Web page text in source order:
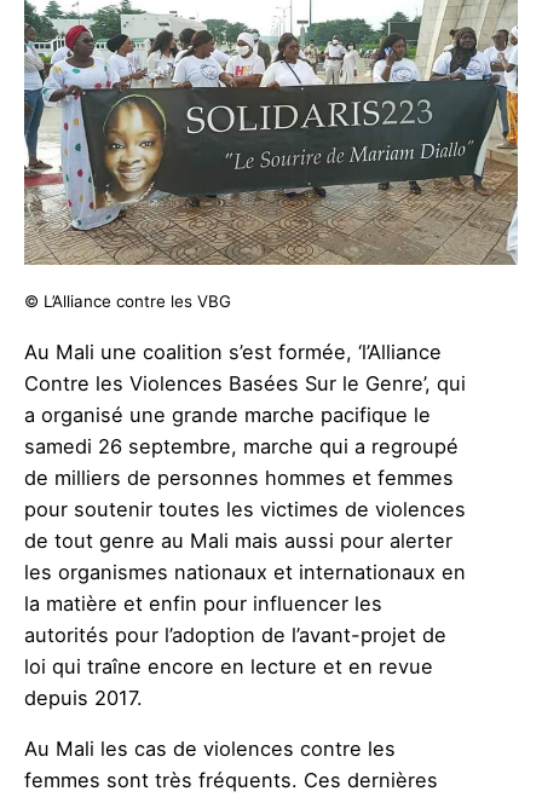
© L’Alliance contre les VBG
Au Mali une coalition s’est formée, ‘l’Alliance
Contre les Violences Basées Sur le Genre’, qui
a organisé une grande marche pacifique le
samedi 26 septembre, marche qui a regroupé
de milliers de personnes hommes et femmes
pour soutenir toutes les victimes de violences
de tout genre au Mali mais aussi pour alerter
les organismes nationaux et internationaux en
la matière et enfin pour influencer les
autorités pour l’adoption de l’avant-projet de
loi qui traîne encore en lecture et en revue
depuis 2017.
Au Mali les cas de violences contre les
femmes sont très fréquents. Ces dernières